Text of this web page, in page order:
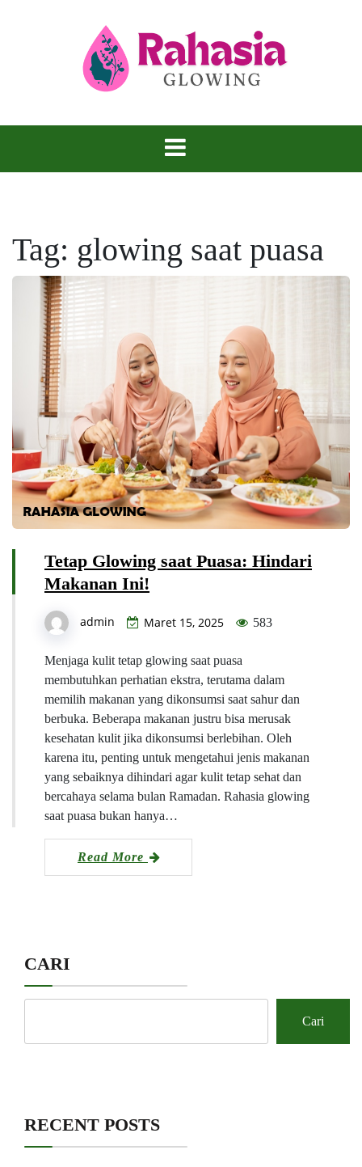
Rahasia
Glowing
Disembunyikan.
Tag: glowing saat puasa
Tetap Glowing saat Puasa: Hindari
Makanan Ini!
admin Maret 15, 2025 583
Menjaga kulit tetap glowing saat puasa
membutuhkan perhatian ekstra, terutama dalam
memilih makanan yang dikonsumsi saat sahur dan
berbuka. Beberapa makanan justru bisa merusak
kesehatan kulit jika dikonsumsi berlebihan. Oleh
karena itu, penting untuk mengetahui jenis makanan
yang sebaiknya dihindari agar kulit tetap sehat dan
bercahaya selama bulan Ramadan. Rahasia glowing
saat puasa bukan hanya…
Read More
CARI
Cari
RECENT POSTS